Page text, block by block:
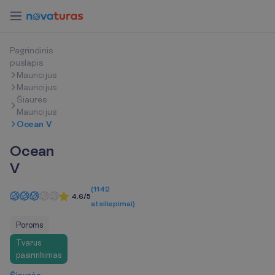
Pagrindinis
puslapis
Mauricijus
Mauricijus
Šiaurės
Mauricijus
Ocean V
Ocean
V
4.6/5
(1142
atsiliepimai)
Poroms
Tvarus
pasirinkimas